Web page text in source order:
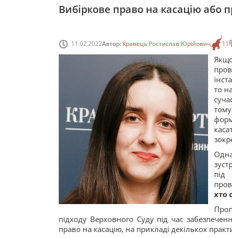
Вибіркове право на касацію або
11.02.2022Автор: Кравець Ростислав Юрійович 11
то
під
хто
підходу Верховного Суду під час
право на касацію, на прикладі декількох